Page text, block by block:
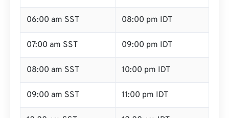
06:00 am SST 08:00 pm IDT
07:00 am SST 09:00 pm IDT
08:00 am SST 10:00 pm IDT
09:00 am SST 11:00 pm IDT